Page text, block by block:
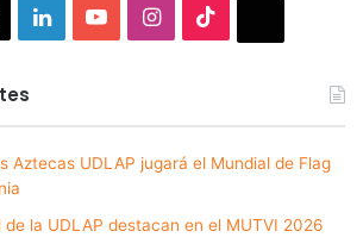
LinkedInYouTubeInstagram
Aztecas UDLAP jugará el Mundial de Flag
de la UDLAP destacan en el MUTVI 2026